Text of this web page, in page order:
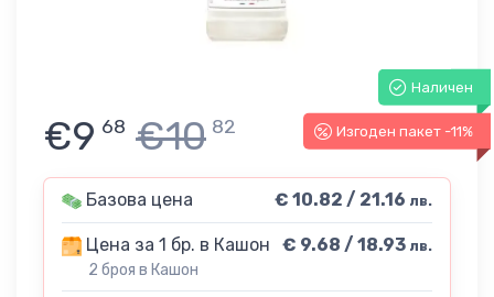
Наличен
Изгоден пакет -11%
€9 68 €10 82
Базова цена € 10.82 / 21.16 лв.
Цена за 1 бр. в Кашон
2 броя в Кашон
€ 9.68 / 18.93 лв.